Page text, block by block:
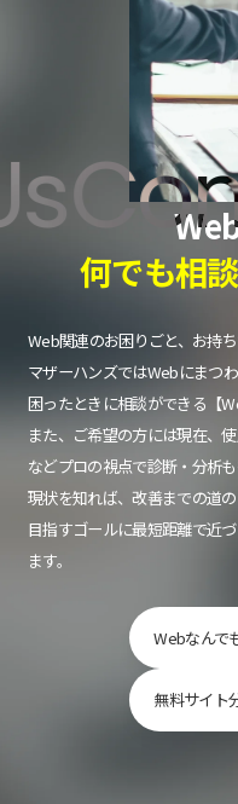
何でも相談
Web関連のお困りごと、お持
マザーハンズではWebにまつ
困ったときに相談ができる【
また、ご希望の方には現在、
などプロの視点で診断・分析も
現状を知れば、改善までの道の
目指すゴールに最短距離で近
ます。
Webなんで
無料サイト